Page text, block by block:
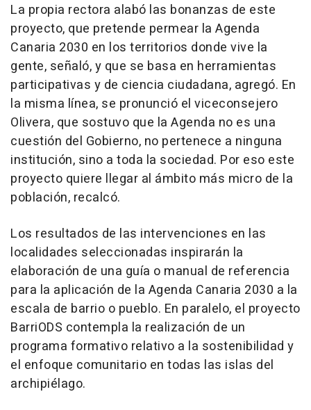
La propia rectora alabó las bonanzas de este
proyecto, que pretende permear la Agenda
Canaria 2030 en los territorios donde vive la
gente, señaló, y que se basa en herramientas
participativas y de ciencia ciudadana, agregó. En
la misma línea, se pronunció el viceconsejero
Olivera, que sostuvo que la Agenda no es una
cuestión del Gobierno, no pertenece a ninguna
institución, sino a toda la sociedad. Por eso este
proyecto quiere llegar al ámbito más micro de la
población, recalcó.
Los resultados de las intervenciones en las
localidades seleccionadas inspirarán la
elaboración de una guía o manual de referencia
para la aplicación de la Agenda Canaria 2030 a la
escala de barrio o pueblo. En paralelo, el proyecto
BarriODS contempla la realización de un
programa formativo relativo a la sostenibilidad y
el enfoque comunitario en todas las islas del
archipiélago.